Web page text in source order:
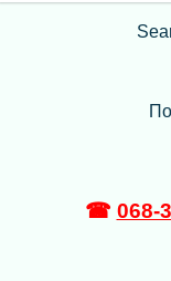
☎ 068-